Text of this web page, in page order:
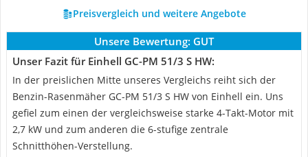
Preisvergleich und weitere Angebote
Unsere Bewertung: GUT
Unser Fazit für Einhell GC-PM 51/3 S HW:
In der preislichen Mitte unseres Vergleichs reiht sich der
Benzin-Rasenmäher GC-PM 51/3 S HW von Einhell ein. Uns
gefiel zum einen der vergleichsweise starke 4-Takt-Motor mit
2,7 kW und zum anderen die 6-stufige zentrale
Schnitthöhen-Verstellung.